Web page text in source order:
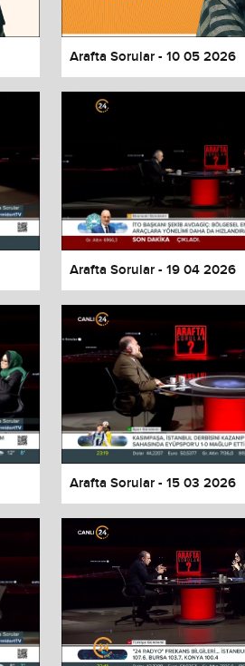
Arafta Sorular - 10 05 2026
Arafta Sorular - 19 04 2026
Arafta Sorular - 15 03 2026